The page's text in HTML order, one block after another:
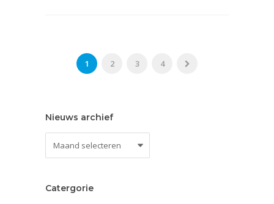
1 2 3 4
Nieuws archief
Catergorie